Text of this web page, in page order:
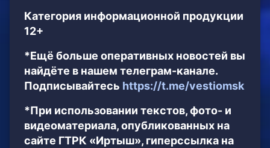
Категория информационной продукции
12+
*Ещё больше оперативных новостей вы
найдёте в нашем телеграм-канале.
Подписывайтесь https://t.me/vestiomsk
*При использовании текстов, фото- и
видеоматериала, опубликованных на
сайте ГТРК «Иртыш», гиперссылка на